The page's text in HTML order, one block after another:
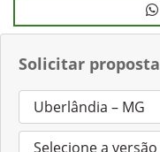
Solicitar proposta